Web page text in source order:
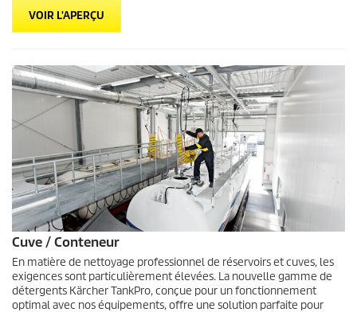
VOIR L'APERÇU
Cuve / Conteneur
En matière de nettoyage professionnel de réservoirs et cuves, les
exigences sont particulièrement élevées. La nouvelle gamme de
détergents Kärcher TankPro, conçue pour un fonctionnement
optimal avec nos équipements, offre une solution parfaite pour